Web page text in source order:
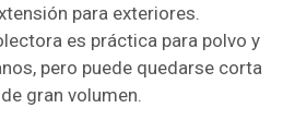
para exteriores.
es práctica para polvo y
pero puede quedarse corta
gran volumen.